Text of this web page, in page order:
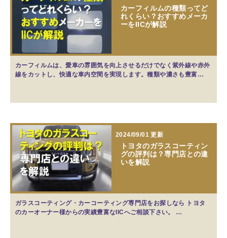
カーフィルムの種類ってど
れくらい？おすすめメーカ
ーをIICが解説
カーフィルムは、愛車の雰囲気を向上させるだけでなく紫外線や赤外
線をカットし、快適な車内空間を実現します。種類や濃さも豊富…
2024/09/01 更新
トヨタのガラスコーティン
グの評判は？専門店との違
いを解説
ガラスコーティング・カーコーティング専門店をお探しなら トヨタ
のカーオーナー様からの実績豊富なIICへご相談下さい。 …